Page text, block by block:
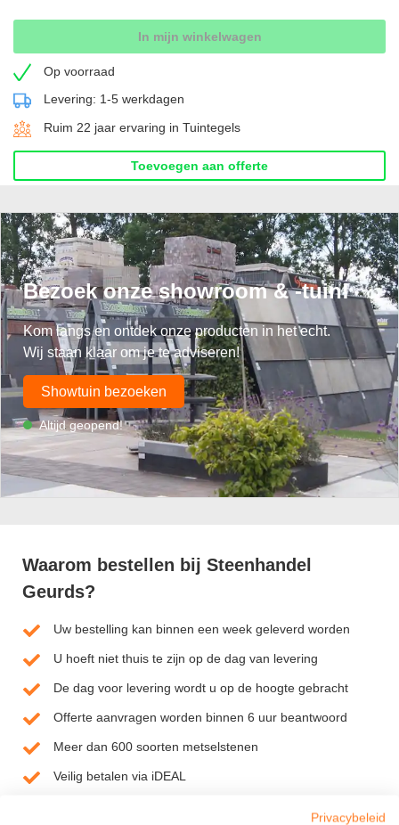
In mijn winkelwagen
Op voorraad
Levering: 1-5 werkdagen
Ruim 22 jaar ervaring in Tuintegels
Toevoegen aan offerte
Bezoek onze showroom & -tuin!
Kom langs en ontdek onze producten in het echt.
Wij staan klaar om je te adviseren!
Showtuin bezoeken
Altijd geopend!
Waarom bestellen bij Steenhandel
Geurds?
Uw bestelling kan binnen een week geleverd worden
U hoeft niet thuis te zijn op de dag van levering
De dag voor levering wordt u op de hoogte gebracht
Offerte aanvragen worden binnen 6 uur beantwoord
Meer dan 600 soorten metselstenen
Veilig betalen via iDEAL
Privacybeleid